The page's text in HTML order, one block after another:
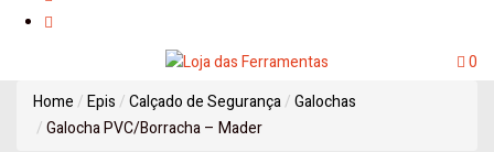
0
Home
Epis Calçado de Segurança Galochas
Galocha PVC/Borracha – Mader